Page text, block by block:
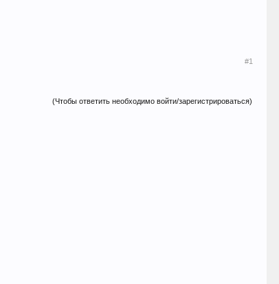
#1
(Чтобы ответить необходимо войти/зарегистрироваться)